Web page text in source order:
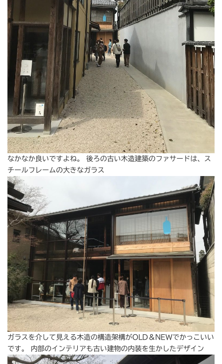
なかなか良いですよね。 後ろの古い木造建築のファサードは、ス
チールフレームの大きなガラス
ガラスを介して見える木造の構造架構がOLD＆NEWでかっこいい
です。 内部のインテリアも古い建物の内装を生かしたデザイン